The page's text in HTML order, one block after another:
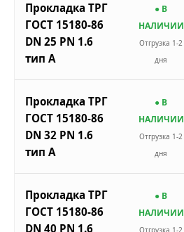
Прокладка ТРГ
ГОСТ 15180-86
DN 25 PN 1.6
тип A
● В
НАЛИЧИИ
Отгрузка 1-2
дня
Прокладка ТРГ
ГОСТ 15180-86
DN 32 PN 1.6
тип A
● В
НАЛИЧИИ
Отгрузка 1-2
дня
Прокладка ТРГ
ГОСТ 15180-86
DN 40 PN 1.6
● В
НАЛИЧИИ
Отгрузка 1-2